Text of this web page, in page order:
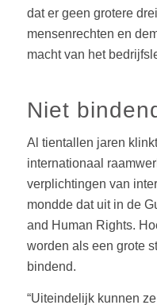
dat er geen grotere
mensenrechten en
macht van het
Niet
Al tientallen jaren
internationaal
verplichtingen van
mondde dat uit in de
and Human Rights.
worden als een grote
bindend.
“Uiteindelijk kunnen